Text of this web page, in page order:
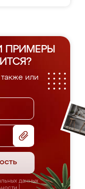
ПРИМЕРЫ
или
данных